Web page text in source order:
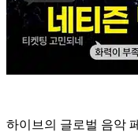
하이브의 글로벌 음악